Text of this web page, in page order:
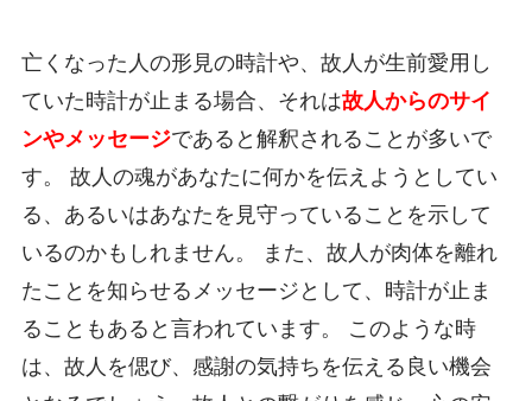
亡くなった人の形見の時計や、故人が生前愛用し
ていた時計が止まる場合、それは故人からのサイ
ンやメッセージであると解釈されることが多いで
す。 故人の魂があなたに何かを伝えようとしてい
る、あるいはあなたを見守っていることを示して
いるのかもしれません。 また、故人が肉体を離れ
たことを知らせるメッセージとして、時計が止ま
ることもあると言われています。 このような時
は、故人を偲び、感謝の気持ちを伝える良い機会